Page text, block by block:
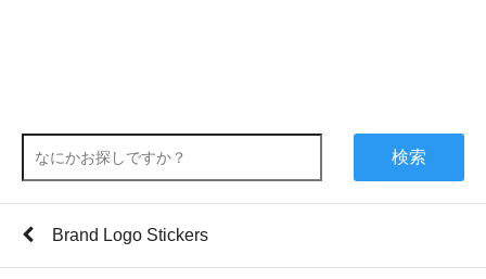
検索
Brand Logo Stickers